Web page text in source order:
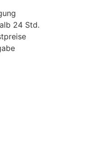
24 Std.